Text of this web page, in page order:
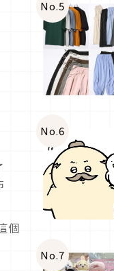
個
No.5
No.6
No.7